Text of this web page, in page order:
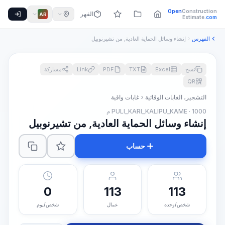
OpenConstruction
Estimate.com الفهرس AR
الفهرس إنشاء وسائل الحماية العادية, من تشيرنوبيل
نسخ Excel
TXT
PDF
Link
مشاركة
QR
التشجير، الغابات الوقائية
غابات واقية
PULI_KARI_KALIPU_KAME · 1000 م
إنشاء وسائل الحماية العادية, من تشيرنوبيل
حساب
113
شخص/وحدة
113
عمال
0
شخص/يوم